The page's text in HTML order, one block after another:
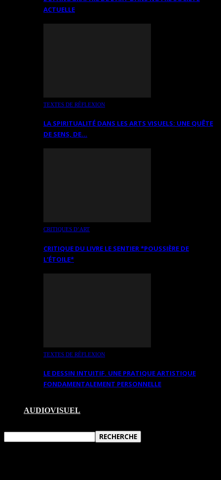
ACTUELLE
TEXTES DE RÉFLEXION
LA SPIRITUALITÉ DANS LES ARTS VISUELS: UNE QUÊTE
DE SENS, DE…
CRITIQUES D’ART
CRITIQUE DU LIVRE LE SENTIER *POUSSIÈRE DE
L’ÉTOILE*
TEXTES DE RÉFLEXION
LE DESSIN INTUITIF. UNE PRATIQUE ARTISTIQUE
FONDAMENTALEMENT PERSONNELLE
AUDIOVISUEL